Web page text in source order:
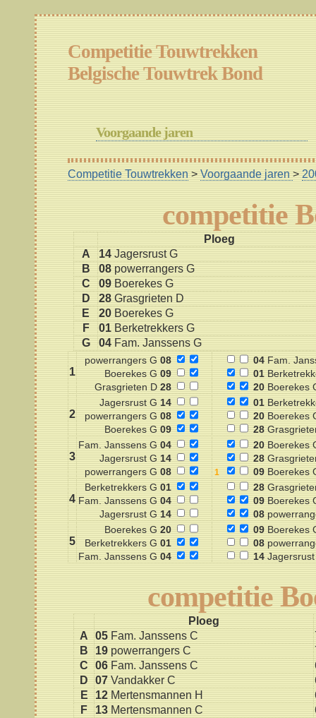
Competitie Touwtrekken
Belgische Touwtrek Bond
Voorgaande jaren
Competitie Touwtrekken >Voorgaande jaren>
competitie
Ploeg
A
14 Jagersrust G
B
08 powerrangers G
C
09 Boerekes G
D
28 Grasgrieten D
E
20 Boerekes G
F
01 Berketrekkers G
G
04 Fam. Janssens G
1
powerrangers G 08
Boerekes G 09
Grasgrieten D 28
04Fam.
01
20Boerekes
2
Jagersrust G 14
powerrangers G 08
Boerekes G 09
01
20Boerekes
28
3
Fam. Janssens G 04
Jagersrust G 14
powerrangers G 08
20Boerekes
28
09Boerekes
4
Berketrekkers G 01
Fam. Janssens G 04
Jagersrust G 14
28
09Boerekes
08
5
Boerekes G 20
Berketrekkers G 01
Fam. Janssens G 04
09Boerekes
08
14Jagersrust
competitie
Ploeg
A
05 Fam. Janssens C
B
19 powerrangers C
C
06 Fam. Janssens C
D
07 Vandakker C
E
12 Mertensmannen H
F
13 Mertensmannen C